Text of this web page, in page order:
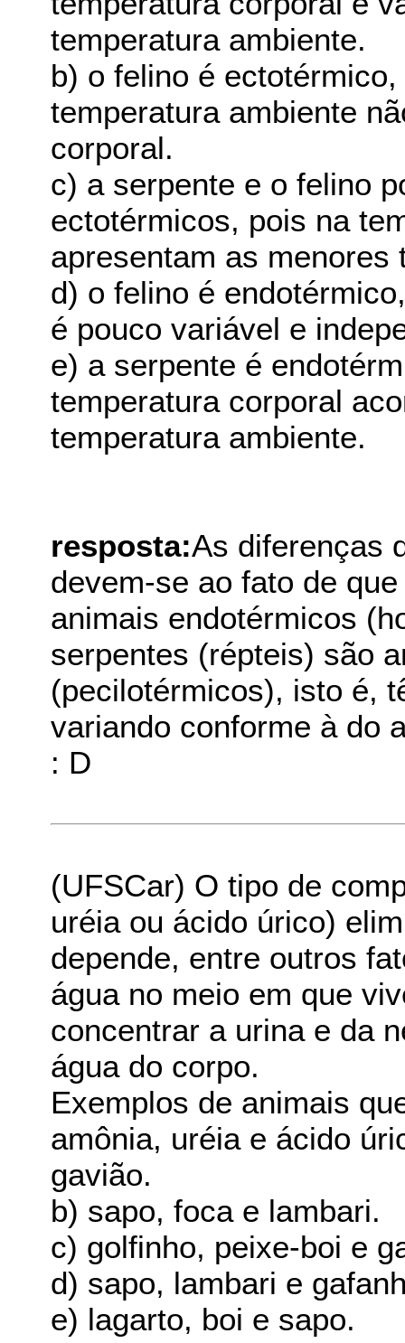
temperatura ambiente.
b) o felino é
temperatura ambiente
corporal.
c) a serpente e o felino
ectotérmicos, pois na
apresentam as
d) o felino é
é pouco variável e
e) a serpente é
temperatura corporal
temperatura ambiente.
resposta:As diferenças
devem-se ao fato de
animais endotérmicos
serpentes (répteis) são
(pecilotérmicos), isto é,
variando conforme à do
: D
(UFSCar) O tipo de
uréia ou ácido úrico)
depende, entre outros
água no meio em que
concentrar a urina e da
água do corpo.
Exemplos de animais
amônia, uréia e ácido
gavião.
b) sapo, foca e lambari.
c) golfinho, peixe-boi e
d) sapo, lambari e
e) lagarto, boi e sapo.